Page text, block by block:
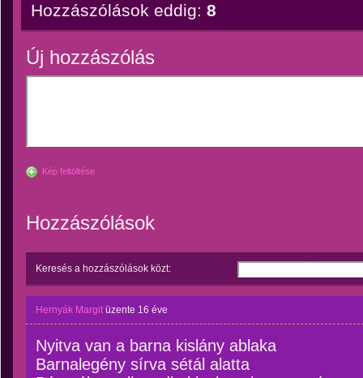
Hozzászólások eddig: 8
Új hozzászólás
Kép feltöltése
Hozzászólások
Keresés a hozzászólások közt:
Hernyák Margit üzente 16 éve
Nyitva van a barna kislány ablaka
Barnalegény sírva sétál alatta